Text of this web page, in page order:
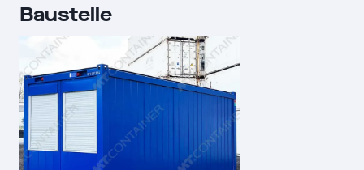
Baustelle